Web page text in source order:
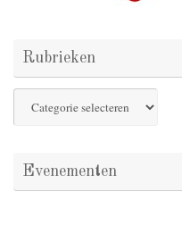
Rubrieken
Evenementen